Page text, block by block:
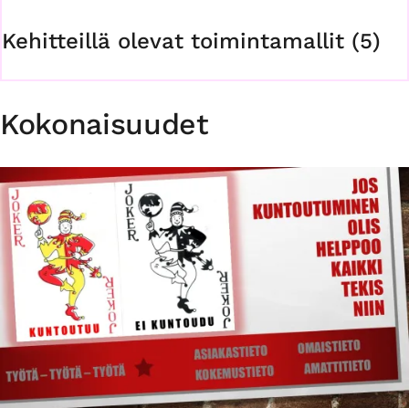
Kehitteillä olevat toimintamallit (5)
Kokonaisuudet